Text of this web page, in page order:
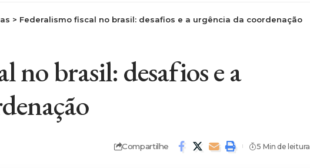
> Federalismo fiscal no brasil: desafios e a urgência da coordenação
no brasil: desafios e a
Compartilhe 5 Min de leitura